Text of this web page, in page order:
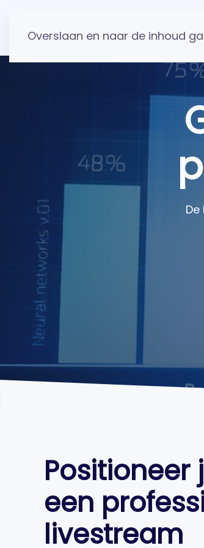
Overslaan en naar de inhoud
een
livestream